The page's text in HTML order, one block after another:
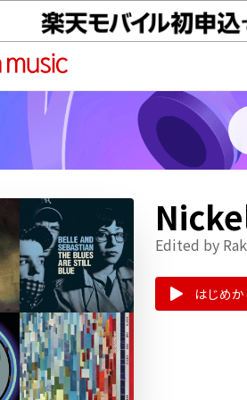
Edited by
はじめ